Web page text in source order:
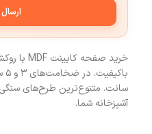
سانت. متنوع‌ترین طرح‌های
آشپزخانه شما.